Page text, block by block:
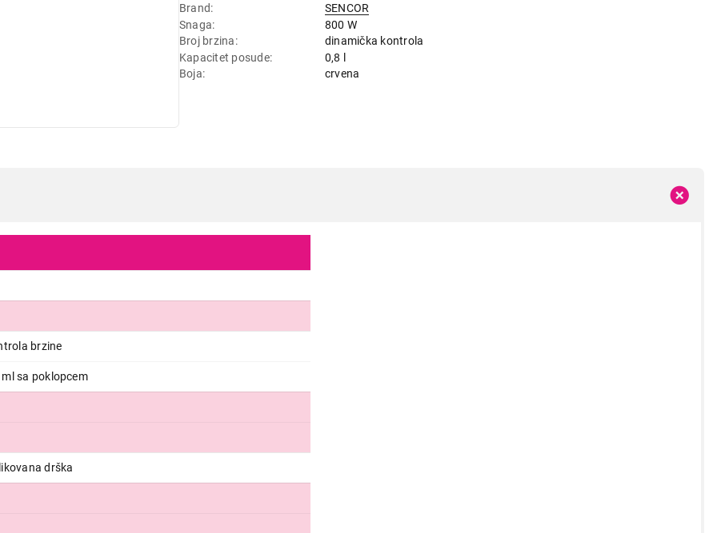
Brand
SENCOR
Snaga
800 W
Broj brzina
dinamička kontrola
Kapacitet posude
0,8 l
Boja
crvena
brzine
sa poklopcem
drška
SENCOR SHB4364RD